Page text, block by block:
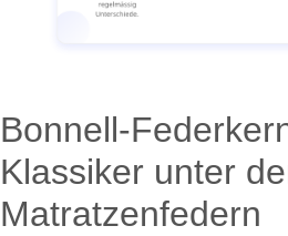
Bonnell-
Klassiker unter
Matratzenfedern